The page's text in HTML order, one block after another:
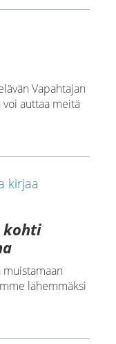
Vapahtajan
auttaa meitä
kohti
lähemmäksi